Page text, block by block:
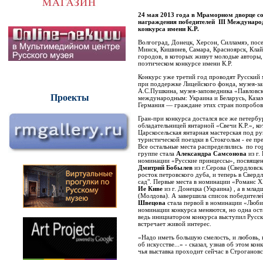
Проекты
24 мая 2013 года в Мраморном дворце
награждения победителей III
конкурса имени К.Р.
Волгоград, Донецк, Херсон, Силламяэ,
Минск, Кишинев, Самара, Красноярск,
городов, в которых живут молодые
поэтическом конкурсе имени К.Р.
Конкурс уже третий год проводят
при поддержке Лицейского фонда, музея-
А.С.Пушкина, музея-заповедника
международным: Украина и Беларусь,
Германия — граждане этих стран
Гран-при конкурса достался все же
обладательницей янтарной «Свечи К.Р.»,
Царскосельская янтарная мастерская под
туристической поездки в Стокгольм - ее
Все остальные места распределились по
группе стала Александра Самсонова из г.
номинации «Русские принцессы»,
Дмитрий Бобылев из г.Серова
росток петровского дуба, и теперь в
сад". Первые места в номинации «Романс
Ие Киве из г. Донецка (Украина) , а в
(Молдова). А завершила список
Швецова стала первой в номинации
номинации конкурса меняются, но одна
ведь инициатором конкурса выступил
встречает живой интерес.
«Надо иметь большую смелость, и
об искусстве...» - сказал, узнав об этом
чья выставка проходит сейчас в